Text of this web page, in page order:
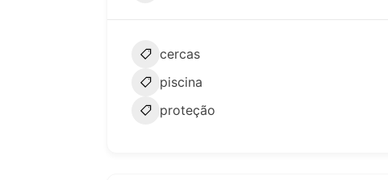
cercas
piscina
proteção